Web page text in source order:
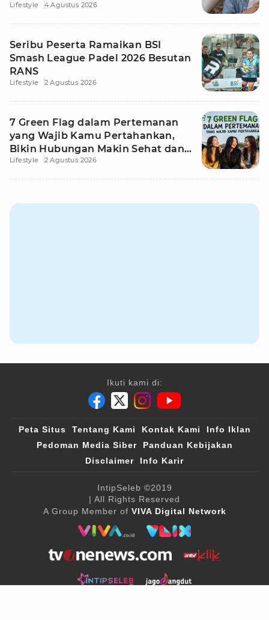
Lifestyle 4 Agustus 2026
Seribu Peserta Ramaikan BSI
Smash League Padel 2026 Besutan
RANS
Lifestyle 2 Agustus 2026
7 Green Flag dalam Pertemanan
yang Wajib Kamu Pertahankan,
Bikin Hubungan Makin Sehat dan
Awet
Lifestyle 2 Agustus 2026
Ikuti kami di:
Peta Situs Tentang Kami Kontak Kami
Info Iklan
Pedoman Media Siber
Panduan Kebijakan
Disclaimer
Info Karir
IntipSeleb ©2019
| All Rights Reserved
A Group Member of VIVA Digital Network